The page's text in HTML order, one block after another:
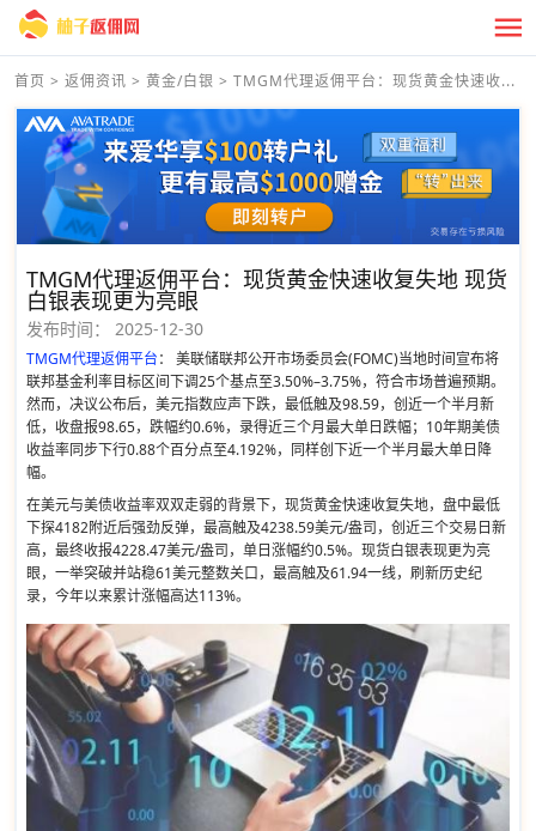
首页 > 返佣资讯 > 黄金/白银 > TMGM代理返佣平台：现货黄金快速收...
TMGM代理返佣平台：现货黄金快速收复失地 现货
白银表现更为亮眼
发布时间： 2025-12-30
TMGM代理返佣平台： 美联储联邦公开市场委员会(FOMC)当地时间宣布将
联邦基金利率目标区间下调25个基点至3.50%–3.75%，符合市场普遍预期。
然而，决议公布后，美元指数应声下跌，最低触及98.59，创近一个半月新
低，收盘报98.65，跌幅约0.6%，录得近三个月最大单日跌幅；10年期美债
收益率同步下行0.88个百分点至4.192%，同样创下近一个半月最大单日降
幅。
在美元与美债收益率双双走弱的背景下，现货黄金快速收复失地，盘中最低
下探4182附近后强劲反弹，最高触及4238.59美元/盎司，创近三个交易日新
高，最终收报4228.47美元/盎司，单日涨幅约0.5%。现货白银表现更为亮
眼，一举突破并站稳61美元整数关口，最高触及61.94一线，刷新历史纪
录，今年以来累计涨幅高达113%。